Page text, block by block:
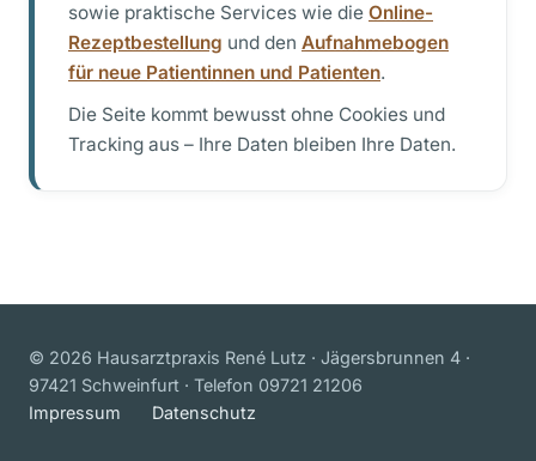
sowie praktische Services wie die Online-
Rezeptbestellung und den Aufnahmebogen
für neue Patientinnen und Patienten.
Die Seite kommt bewusst ohne Cookies und
Tracking aus – Ihre Daten bleiben Ihre Daten.
© 2026 Hausarztpraxis René Lutz · Jägersbrunnen 4 ·
97421 Schweinfurt · Telefon 09721 21206
Impressum
Datenschutz